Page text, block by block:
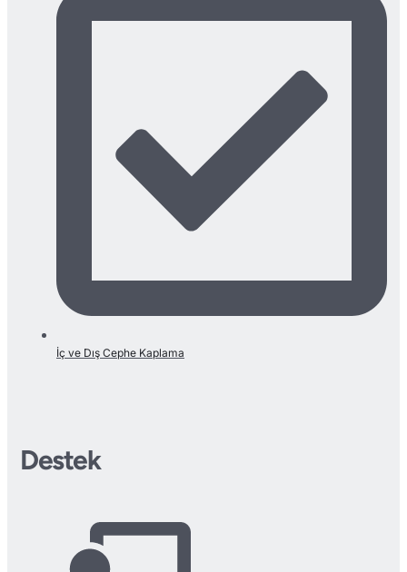
İç ve Dış Cephe Kaplama
Destek